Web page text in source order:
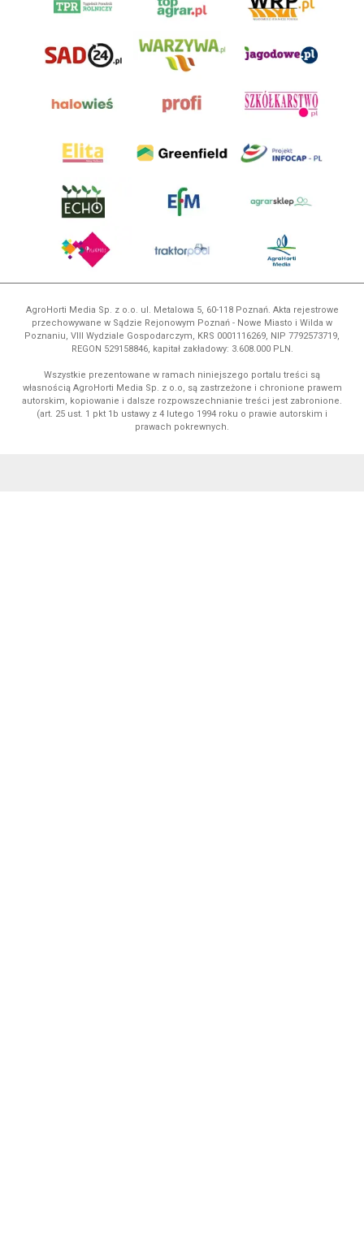
AgroHorti Media Sp. z o.o. ul. Metalowa 5, 60-118 Poznań. Akta rejestrowe
przechowywane w Sądzie Rejonowym Poznań - Nowe Miasto i Wilda w
Poznaniu, VIII Wydziale Gospodarczym, KRS 0001116269, NIP 7792573719,
REGON 529158846, kapitał zakładowy: 3.608.000 PLN.
Wszystkie prezentowane w ramach niniejszego portalu treści są
własnością AgroHorti Media Sp. z o.o, są zastrzeżone i chronione prawem
autorskim, kopiowanie i dalsze rozpowszechnianie treści jest zabronione.
(art. 25 ust. 1 pkt 1b ustawy z 4 lutego 1994 roku o prawie autorskim i
prawach pokrewnych.